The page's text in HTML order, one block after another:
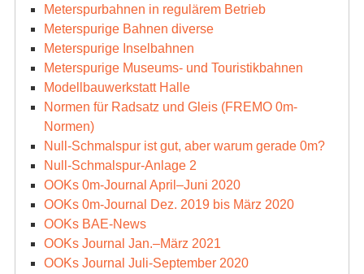
Meterspurbahnen in regulärem Betrieb
Meterspurige Bahnen diverse
Meterspurige Inselbahnen
Meterspurige Museums- und Touristikbahnen
Modellbauwerkstatt Halle
Normen für Radsatz und Gleis (FREMO 0m-
Normen)
Null-Schmalspur ist gut, aber warum gerade 0m?
Null-Schmalspur-Anlage 2
OOKs 0m-Journal April–Juni 2020
OOKs 0m-Journal Dez. 2019 bis März 2020
OOKs BAE-News
OOKs Journal Jan.–März 2021
OOKs Journal Juli-September 2020